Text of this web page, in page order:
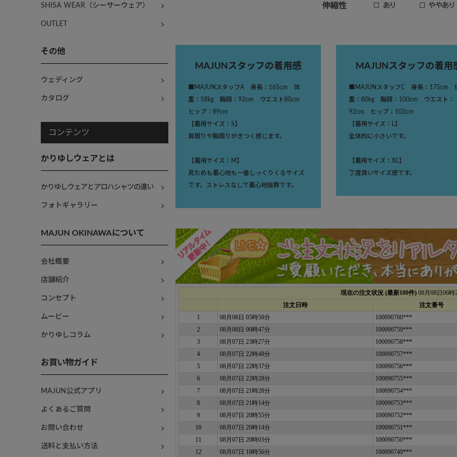
SHISA WEAR（シーサーウェア）
OUTLET
その他
ウェディング
カタログ
コンテンツ
かりゆしウェアとは
かりゆしウェアとアロハシャツの違い
フォトギャラリー
MAJUN OKINAWAについて
会社概要
店舗紹介
コンセプト
ムービー
かりゆしコラム
お買い物ガイド
MAJUN公式アプリ
よくあるご質問
お問い合わせ
送料と支払い方法
MAJUNスタッフの着用感
■MAJUNスタッフA 身長：165cm 体
重：58kg 胸囲：92cm ウエスト80cm
ヒップ：89cm
【着用サイズ：S】
肩周りや胸周りがきつく感じます。
【着用サイズ：M】
見ためも着心地も一番しっくりくるサイズ
です。ストレスなしで着心地抜群です。
MAJUNスタッフの着用
■MAJUNスタッフC 身長：175cm
重：80kg 胸囲：100cm ウエスト：
92cm ヒップ：102cm
【着用サイズ：L】
全体的に小さいです。
【着用サイズ：XL】
丁度良いサイズ感です。